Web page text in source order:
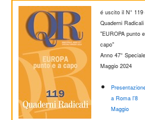
é uscito il N° 119
Quaderni Radicali
"EUROPA punto
capo"
Anno 47° Speciale
Maggio 2024
a Roma l'8
Maggio